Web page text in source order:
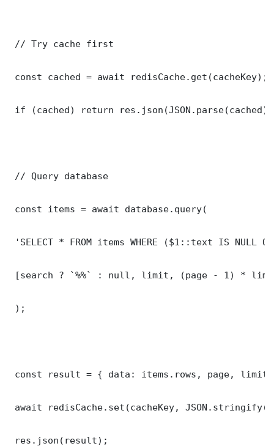
// Try cache first
const cached = await redisCache.get(cacheKey);
if (cached) return
// Query database
const items = await database.query(
'SELECT * FROM items WHERE ($1::text IS NULL
[search ? `%%` : null, limit, (page - 1) *
);
const result = { data: items.rows, page,
await redisCache.set(cacheKey,
res.json(result);